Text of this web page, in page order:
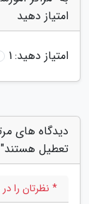
امتیاز دهید
امتیاز دهید:1
تعطیل هستند"
* نظرتان را در